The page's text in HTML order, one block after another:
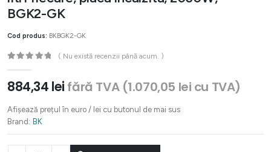
BGK2-GK
Cod produs: BKBGK2-GK
( Nu există recenzii până acum. )
884,34 lei fără TVA (1.070,05 lei cu TVA)
Afișează prețul în euro / lei cu butonul de mai sus
Brand: BK